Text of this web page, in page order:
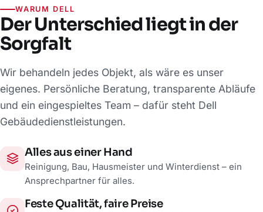
WARUM DELL
Der Unterschied liegt in der
Sorgfalt
Wir behandeln jedes Objekt, als wäre es unser
eigenes. Persönliche Beratung, transparente Abläufe
und ein eingespieltes Team – dafür steht Dell
Gebäudedienstleistungen.
Alles aus einer Hand
Reinigung, Bau, Hausmeister und Winterdienst – ein
Ansprechpartner für alles.
Feste Qualität, faire Preise